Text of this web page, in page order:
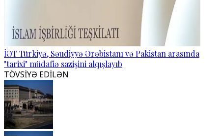
İƏT Türkiyə, Səudiyyə Ərəbistanı və Pakistan arasında
"tarixi" müdafiə sazişini alqışlayıb
TÖVSİYƏ EDİLƏN